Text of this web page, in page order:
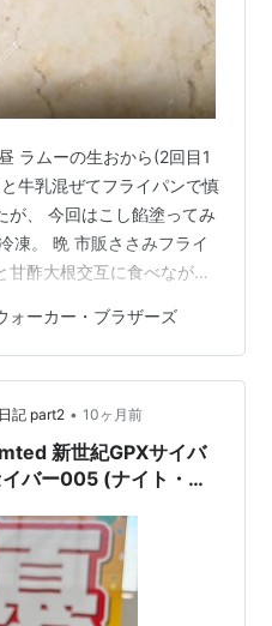
ラムーの生おから(2回目1
牛乳混ぜてフライパンで慎
が、 今回はこし餡塗ってみ
凍。 晩 市販ささみフライ
酢大根交互に食べながら
概要欄から引用させてい
しか、生き残れない——。
リル満点のパルクール・
ューヨークで自転車メッ
ム（テイラー…
ォーカー・ブラザーズ
記 part2 • 10ヶ月前
新世紀GPXサイバ
バー005 (ナイト・シ